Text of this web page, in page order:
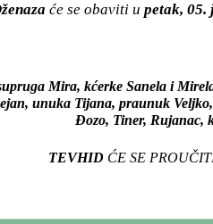
će se obaviti u petak, 05.
Mira, kćerke Sanela i
unuka Tijana, praunuk
Đozo, Tiner, Rujanac,
TEVHID ĆE SE